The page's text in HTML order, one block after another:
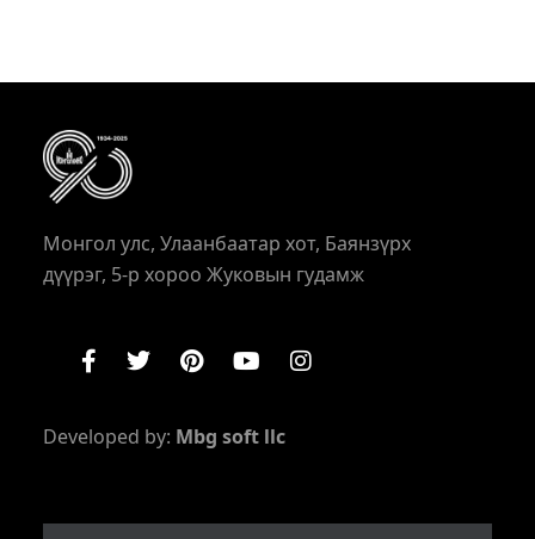
Монгол улс, Улаанбаатар хот, Баянзүрх
дүүрэг, 5-р хороо Жуковын гудамж
Developed by: Mbg soft llc